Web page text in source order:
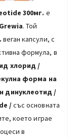
300мг. е
Grewia. Той
веган капсули, с
формула, в
хлорид /
форма на
динуклеотид /
/със основната
което играе
в